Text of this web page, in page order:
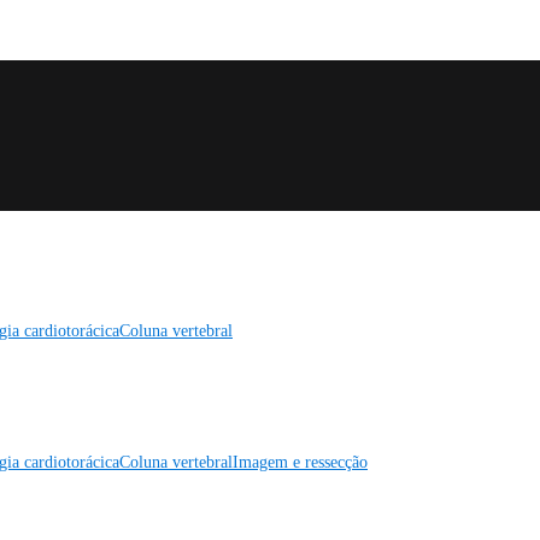
cardiotorácicaColuna vertebral
cardiotorácicaColuna vertebralImagem e ressecção